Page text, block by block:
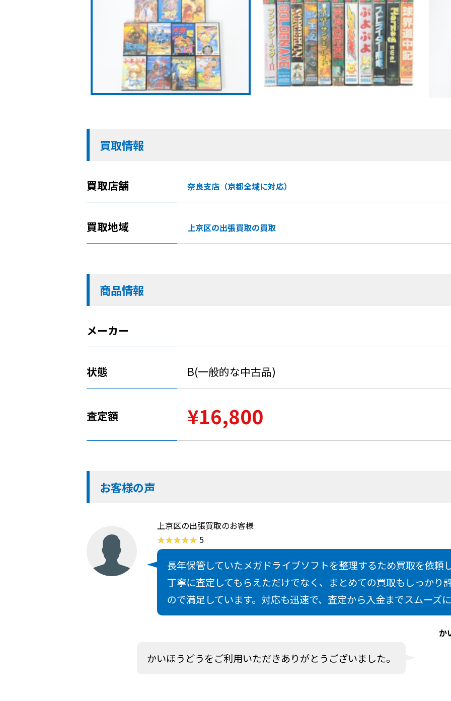
買取情報
買取店舗 奈良支店（京都全域に対応）
買取地域 上京区の出張買取の買取
商品情報
メーカー
状態 B(一般的な中古品)
査定額 ¥16,800
お客様の声
上京区の出張買取のお客様
5
長年保管していたメガドライブソフトを整理するため買取を依頼
丁寧に査定してもらえただけでなく、まとめての買取もしっかり
ので満足しています。対応も迅速で、査定から入金までスムーズに
か
かいほうどうをご利用いただきありがとうございました。